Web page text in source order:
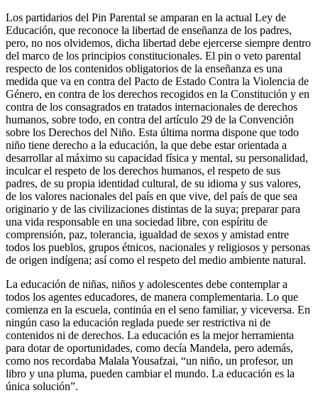
Los partidarios del Pin Parental se amparan en la actual Ley de
Educación, que reconoce la libertad de enseñanza de los padres,
pero, no nos olvidemos, dicha libertad debe ejercerse siempre dentro
del marco de los principios constitucionales. El pin o veto parental
respecto de los contenidos obligatorios de la enseñanza es una
medida que va en contra del Pacto de Estado Contra la Violencia de
Género, en contra de los derechos recogidos en la Constitución y en
contra de los consagrados en tratados internacionales de derechos
humanos, sobre todo, en contra del artículo 29 de la Convención
sobre los Derechos del Niño. Esta última norma dispone que todo
niño tiene derecho a la educación, la que debe estar orientada a
desarrollar al máximo su capacidad física y mental, su personalidad,
inculcar el respeto de los derechos humanos, el respeto de sus
padres, de su propia identidad cultural, de su idioma y sus valores,
de los valores nacionales del país en que vive, del país de que sea
originario y de las civilizaciones distintas de la suya; preparar para
una vida responsable en una sociedad libre, con espíritu de
comprensión, paz, tolerancia, igualdad de sexos y amistad entre
todos los pueblos, grupos étnicos, nacionales y religiosos y personas
de origen indígena; así como el respeto del medio ambiente natural.
La educación de niñas, niños y adolescentes debe contemplar a
todos los agentes educadores, de manera complementaria. Lo que
comienza en la escuela, continúa en el seno familiar, y viceversa. En
ningún caso la educación reglada puede ser restrictiva ni de
contenidos ni de derechos. La educación es la mejor herramienta
para dotar de oportunidades, como decía Mandela, pero además,
como nos recordaba Malala Yousafzai, “un niño, un profesor, un
libro y una pluma, pueden cambiar el mundo. La educación es la
única solución”.